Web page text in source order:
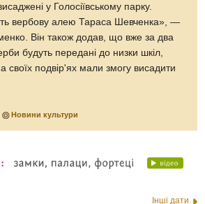
у Голосіївському парку.
вербову алею Тараса Шевченка», —
Він також додав, що вже за два
будуть передані до низки шкіл,
своїх подвір'ях мали змогу висадити
Новини культури
Інші дати